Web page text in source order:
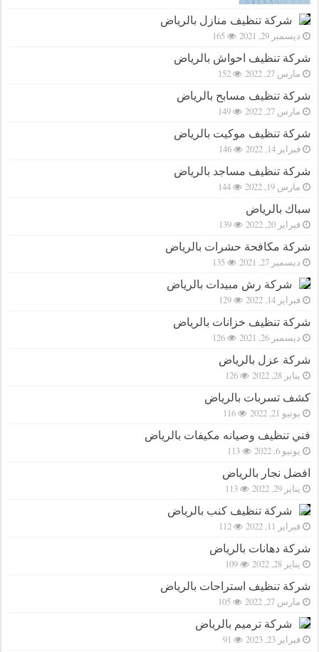
شركة تنظيف منازل بالرياض
ديسمبر 29, 2021 165
شركة تنظيف احواش بالرياض
مارس 27, 2022 152
شركة تنظيف مسابح بالرياض
مارس 27, 2022 149
شركة تنظيف موكيت بالرياض
فبراير 14, 2022 146
شركة تنظيف مساجد بالرياض
مارس 19, 2022 144
سباك بالرياض
فبراير 20, 2022 139
شركة مكافحة حشرات بالرياض
ديسمبر 27, 2021 135
شركة رش مبيدات بالرياض
فبراير 14, 2022 129
شركة تنظيف خزانات بالرياض
ديسمبر 26, 2021 126
شركة عزل بالرياض
يناير 28, 2022 126
كشف تسربات بالرياض
يونيو 21, 2022 116
فني تنظيف وصيانه مكيفات بالرياض
يونيو 6, 2022 113
افضل نجار بالرياض
يناير 29, 2022 113
شركة تنظيف كنب بالرياض
فبراير 11, 2022 112
شركة دهانات بالرياض
يناير 28, 2022 109
شركة تنظيف استراحات بالرياض
مارس 27, 2022 105
شركة ترميم بالرياض
فبراير 23, 2023 91